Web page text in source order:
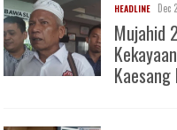
HEADLINE Dec
Mujahid